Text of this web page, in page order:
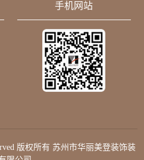
手机网站
版权所有 苏州市华丽美登装饰装